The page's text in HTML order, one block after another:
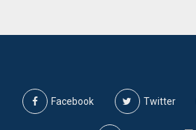
Facebook Twitter